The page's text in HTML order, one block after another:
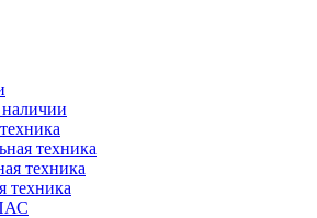
техника
техника
техника